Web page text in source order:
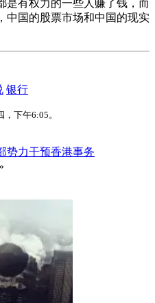
是有权力的一些人赚了钱，而
中国的股票市场和中国的现实
银行
下午6:05。
势力干预香港事务
»